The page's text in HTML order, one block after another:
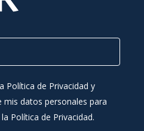
Política de Privacidad y
datos personales para
Política de Privacidad.